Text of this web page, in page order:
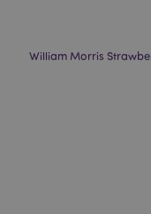
William Morris